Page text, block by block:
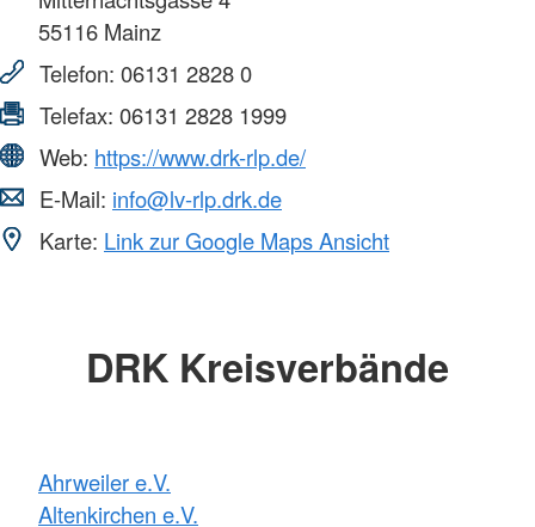
55116 Mainz
Telefon: 06131 2828 0
Telefax: 06131 2828 1999
Web: https://www.drk-rlp.de/
E-Mail: info@lv-rlp.drk.de
Karte: Link zur Google Maps Ansicht
DRK Kreisverbände
Ahrweiler e.V.
Altenkirchen e.V.